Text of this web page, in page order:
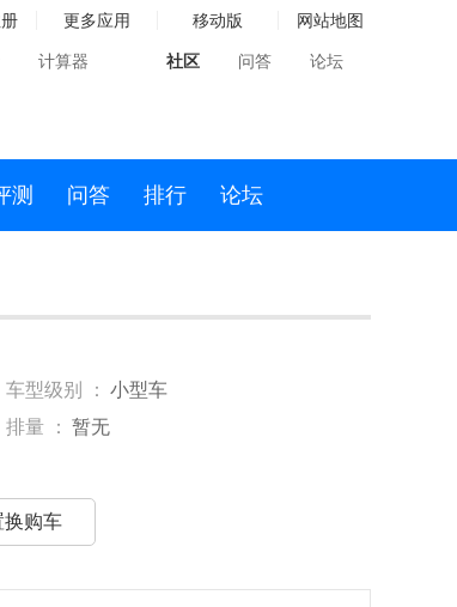
更多应用 移动版 网站地图
计算器 社区 问答 论坛
测 问答 排行 论坛
车型级别 ： 小型车
排量 ： 暂无
换购车